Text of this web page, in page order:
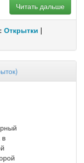
Читать дальше
Открытки |
в